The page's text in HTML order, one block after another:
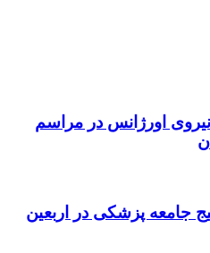
اورژانس در مراسم
جامعه پزشکی در اربعین